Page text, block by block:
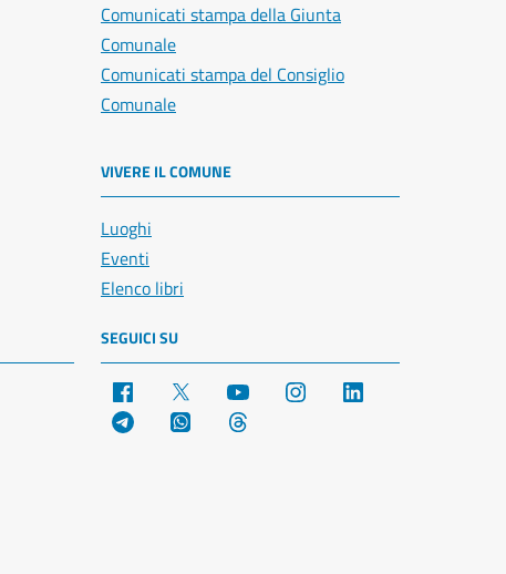
Comunicati stampa della Giunta
Comunale
Comunicati stampa del Consiglio
Comunale
VIVERE IL COMUNE
Luoghi
Eventi
Elenco libri
SEGUICI SU
Facebook YouTube Instagram
Telegram WhatsApp